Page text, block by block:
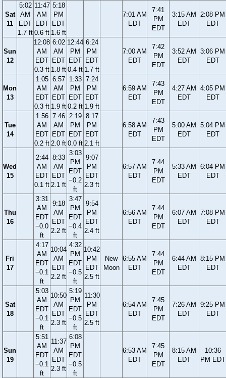
Sat
11
5:02
AM
EDT
1.7 ft
11:47
AM
EDT
0.6 ft
5:18
PM
EDT
1.6 ft
7:01 AM
EDT
7:41
PM
EDT
3:15 AM
EDT
2:08 PM
EDT
Sun
12
12:08
AM
EDT
0.3 ft
6:02
AM
EDT
1.8 ft
12:44
PM
EDT
0.4 ft
6:24
PM
EDT
1.7 ft
7:00 AM
EDT
7:42
PM
EDT
3:52 AM
EDT
3:06 PM
EDT
Mon
13
1:05
AM
EDT
0.3 ft
6:57
AM
EDT
1.9 ft
1:33
PM
EDT
0.2 ft
7:24
PM
EDT
1.9 ft
6:59 AM
EDT
7:43
PM
EDT
4:27 AM
EDT
4:05 PM
EDT
Tue
14
1:56
AM
EDT
0.2 ft
7:46
AM
EDT
2.0 ft
2:19
PM
EDT
0.0 ft
8:17
PM
EDT
2.1 ft
6:58 AM
EDT
7:43
PM
EDT
5:00 AM
EDT
5:04 PM
EDT
Wed
15
2:44
AM
EDT
0.1 ft
8:33
AM
EDT
2.1 ft
3:03
PM
EDT
−0.2
ft
9:07
PM
EDT
2.3 ft
6:57 AM
EDT
7:44
PM
EDT
5:33 AM
EDT
6:04 PM
EDT
Thu
16
3:31
AM
EDT
−0.0
ft
9:18
AM
EDT
2.2 ft
3:47
PM
EDT
−0.4
ft
9:54
PM
EDT
2.4 ft
6:56 AM
EDT
7:44
PM
EDT
6:07 AM
EDT
7:08 PM
EDT
Fri
17
4:17
AM
EDT
−0.1
ft
10:04
AM
EDT
2.2 ft
4:32
PM
EDT
−0.5
ft
10:42
PM
EDT
2.5 ft
New
Moon
6:55 AM
EDT
7:44
PM
EDT
6:44 AM
EDT
8:15 PM
EDT
Sat
18
5:03
AM
EDT
−0.1
ft
10:50
AM
EDT
2.3 ft
5:19
PM
EDT
−0.5
ft
11:30
PM
EDT
2.5 ft
6:54 AM
EDT
7:45
PM
EDT
7:26 AM
EDT
9:25 PM
EDT
Sun
19
5:51
AM
EDT
−0.1
ft
11:37
AM
EDT
2.3 ft
6:08
PM
EDT
−0.5
ft
6:53 AM
EDT
7:45
PM
EDT
8:15 AM
EDT
10:36
PM EDT